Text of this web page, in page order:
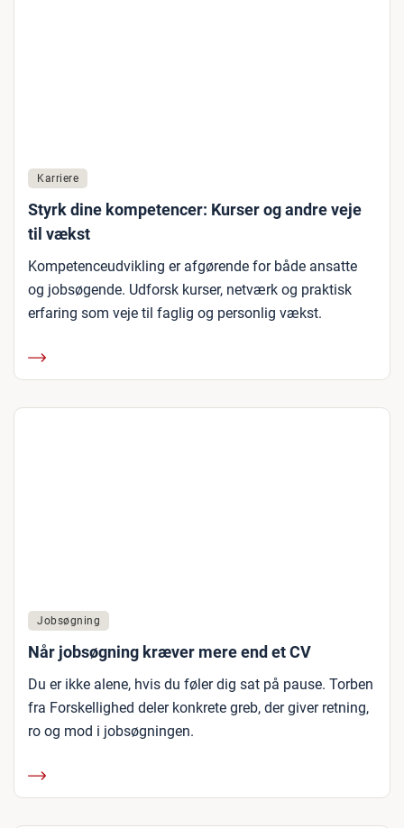
Karriere
Styrk dine kompetencer: Kurser og andre veje
til vækst
Kompetenceudvikling er afgørende for både ansatte
og jobsøgende. Udforsk kurser, netværk og praktisk
erfaring som veje til faglig og personlig vækst.
Jobsøgning
Når jobsøgning kræver mere end et CV
Du er ikke alene, hvis du føler dig sat på pause. Torben
fra Forskellighed deler konkrete greb, der giver retning,
ro og mod i jobsøgningen.